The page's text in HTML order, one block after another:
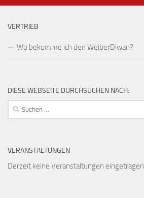
VERTRIEB
Wo bekomme ich den WeiberDiwan?
DIESE WEBSEITE DURCHSUCHEN NACH:
Suchen
nach:
VERANSTALTUNGEN
Derzeit keine Veranstaltungen eingetragen